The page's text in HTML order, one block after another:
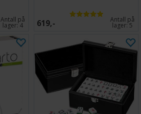
Antall på
lager:4 619,- Antall på
lager:5